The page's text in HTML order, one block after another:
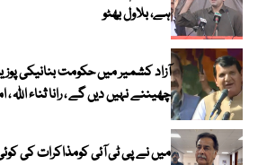
ہے، بلاول بھٹو
آزاد کشمیر میں حکومت بنانیکی
چھیننے نہیں دیں گے ، رانا ثناء اللہ ،
میں نے پی ٹی آئی کومذاکرات کی